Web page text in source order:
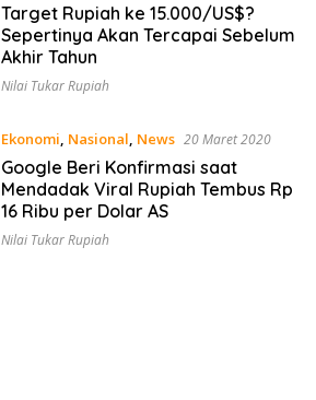
Target Rupiah ke 15.000/US$?
Sepertinya Akan Tercapai Sebelum
Akhir Tahun
Nilai Tukar Rupiah
Ekonomi, Nasional, News 20 Maret 2020
Google Beri Konfirmasi saat
Mendadak Viral Rupiah Tembus Rp
16 Ribu per Dolar AS
Nilai Tukar Rupiah